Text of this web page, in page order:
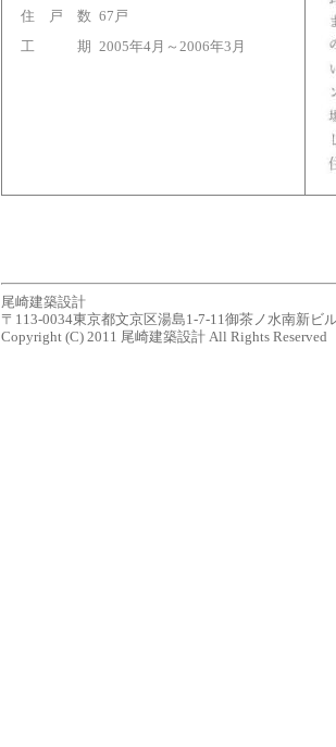
住 戸 数 67戸
工 期 2005年4月～2006年3月
尾崎建築設計
〒113-0034東京都文京区湯島1-7-11御茶ノ水南新ビ
Copyright (C) 2011 尾崎建築設計 All Rights Reserved